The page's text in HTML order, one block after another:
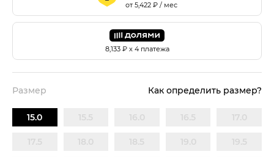
от5,422₽ / мес
8,133₽ х 4 платежа
Размер Как определить размер?
15.0